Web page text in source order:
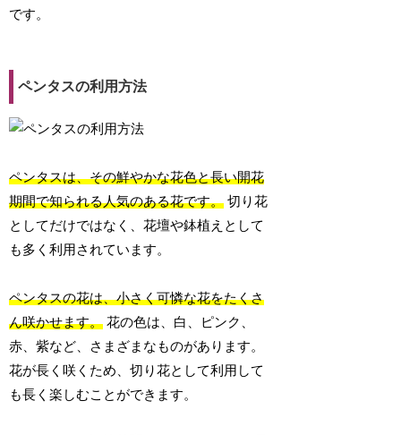
です。
ペンタスの利用方法
ペンタスは、その鮮やかな花色と長い開花
期間で知られる人気のある花です。 切り花
としてだけではなく、花壇や鉢植えとして
も多く利用されています。
ペンタスの花は、小さく可憐な花をたくさ
ん咲かせます。 花の色は、白、ピンク、
赤、紫など、さまざまなものがあります。
花が長く咲くため、切り花として利用して
も長く楽しむことができます。